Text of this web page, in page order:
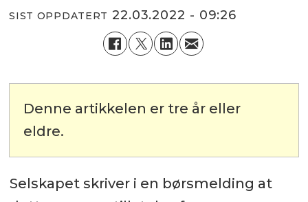
SIST OPPDATERT 22.03.2022 - 09:26
Denne artikkelen er tre år eller
eldre.
Selskapet skriver i en børsmelding at